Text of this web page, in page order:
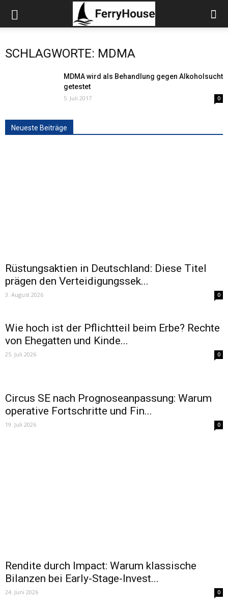
SCHLAGWORTE: MDMA
MDMA wird als Behandlung gegen Alkoholsucht
getestet
5. Juli 2017 0
Neueste Beiträge
Rüstungsaktien in Deutschland: Diese Titel
prägen den Verteidigungssek...
3. August 2026 0
Wie hoch ist der Pflichtteil beim Erbe? Rechte
von Ehegatten und Kinde...
25. Juli 2026 0
Circus SE nach Prognoseanpassung: Warum
operative Fortschritte und Fin...
19. Juli 2026 0
Rendite durch Impact: Warum klassische
Bilanzen bei Early-Stage-Invest...
24. Juni 2026 0